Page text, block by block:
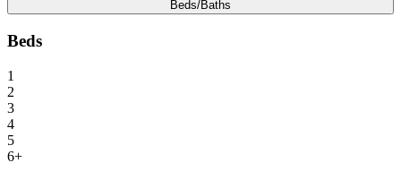
Beds/Baths
Beds
1
2
3
4
5
6+